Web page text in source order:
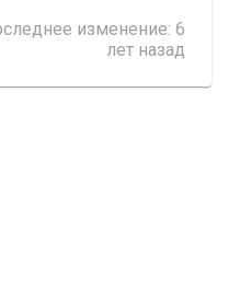
изменение: 6
лет назад